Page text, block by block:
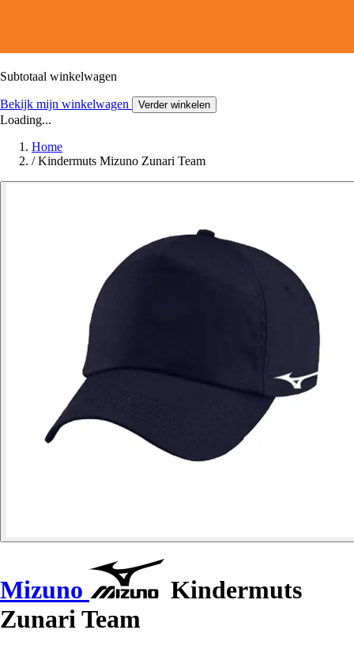
Subtotaal winkelwagen
Bekijk mijn winkelwagen Verder winkelen
Loading...
Home
/ Kindermuts Mizuno Zunari Team
Mizuno
Kindermuts
Zunari Team